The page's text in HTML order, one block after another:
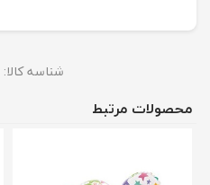
شناسه کالا:
محصولات مرتبط